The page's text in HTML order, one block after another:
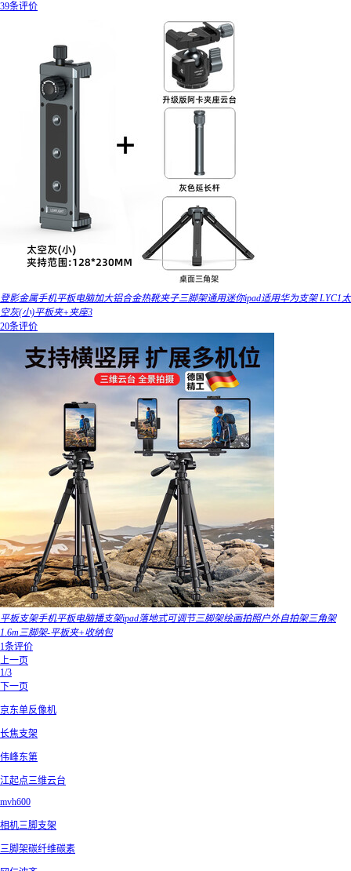
39条评价
登影金属手机平板电脑加大铝合金热靴夹子三脚架通用迷你ipad适用华为支架 LYC1太
空灰(小)平板夹+夹座3
20条评价
平板支架手机平板电脑播支架ipad落地式可调节三脚架绘画拍照户外自拍架三角架
1.6m三脚架-平板夹+收纳包
1条评价
上一页
1/3
下一页
京东单反像机
长焦支架
伟峰东第
江起点三维云台
mvh600
相机三脚支架
三脚架碳纤维碳素